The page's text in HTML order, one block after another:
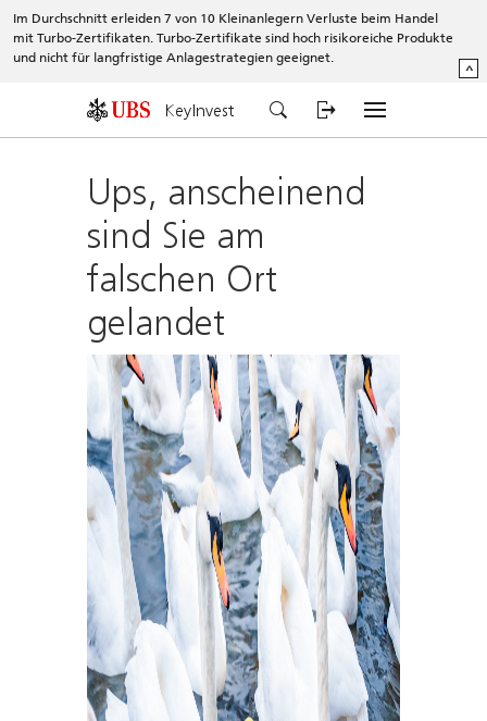
Im Durchschnitt erleiden 7 von 10 Kleinanlegern Verluste beim Handel
mit Turbo-Zertifikaten. Turbo-Zertifikate sind hoch risikoreiche Produkte
und nicht für langfristige Anlagestrategien geeignet.
^
KeyInvest
Ups, anscheinend
sind Sie am
falschen Ort
gelandet